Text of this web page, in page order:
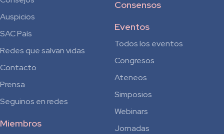
Auspicios
SAC País
Redes que salvan vidas
Contacto
Prensa
Seguinos en redes
Miembros
Consensos
Eventos
Todos los eventos
Congresos
Ateneos
Simposios
Webinars
Jornadas